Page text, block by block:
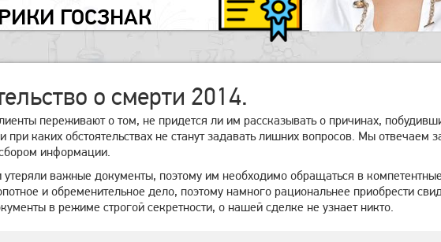
ГОСЗНАК
о смерти 2014.
переживают о том, не придется ли им рассказывать о причинах,
при каких обстоятельствах не станут задавать лишних вопросов. Мы отвечаем
информации.
важные документы, поэтому им необходимо обращаться в
и обременительное дело, поэтому намного рациональнее приобрести
в режиме строгой секретности, о нашей сделке не узнает никто.